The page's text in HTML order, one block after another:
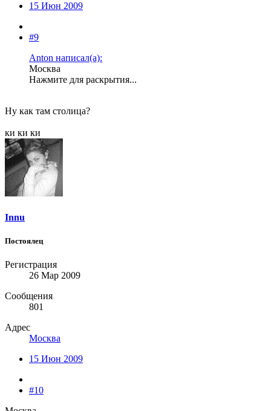
15 Июн 2009
#9
Anton написал(а):
Москва
Нажмите для раскрытия...
Ну как там столица?
ки ки ки
Innu
Постоялец
Регистрация
26 Мар 2009
Сообщения
801
Адрес
Москва
15 Июн 2009
#10